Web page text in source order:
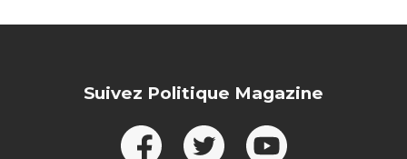
Suivez Politique Magazine